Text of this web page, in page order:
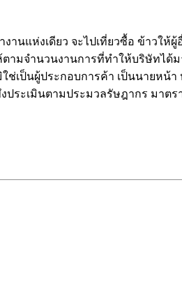
แห่งเดียว จะไปเที่ยวซื้อ ข้าวให้ผู้
ตามจำนวนงานการที่ทำให้บริษัทไ
เป็นผู้ประกอบการค้า เป็นนายหน้
ประเมินตามประมวลรัษฎากร มาต